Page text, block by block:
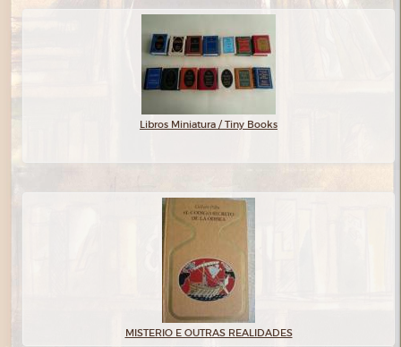
Libros Miniatura / Tiny Books
MISTERIO E OUTRAS REALIDADES